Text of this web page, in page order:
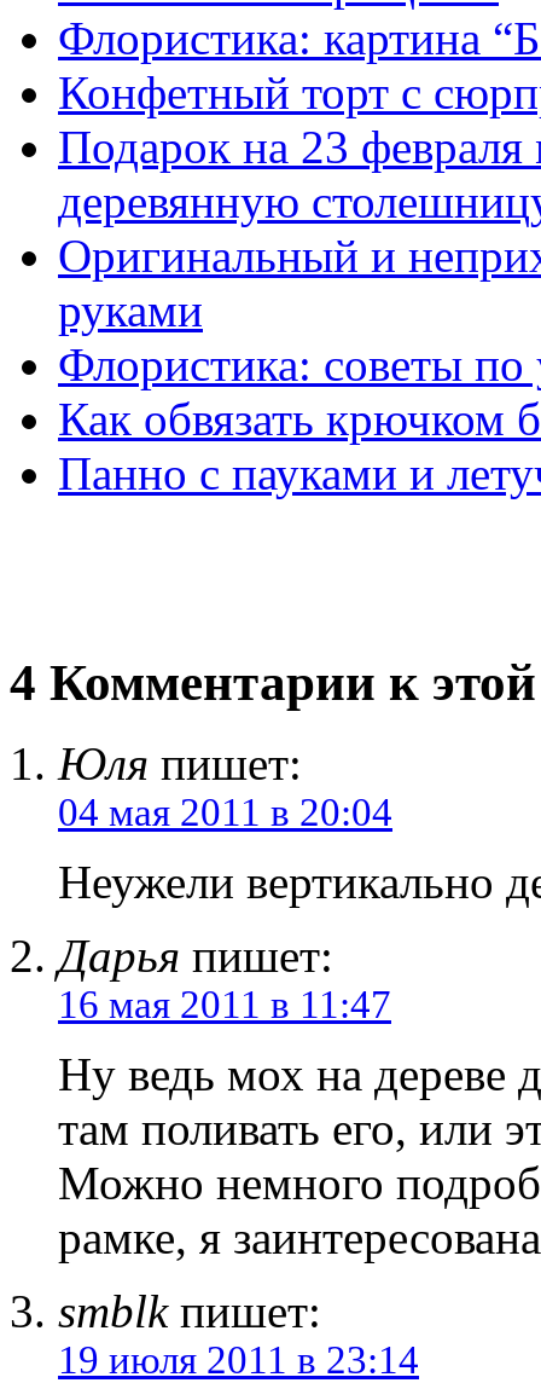
Флористика: картина
Конфетный торт с
Подарок на 23
деревянную
Оригинальный и
руками
Флористика: советы по
Как обвязать крючком
Панно с пауками и
4 Комментарии к этой
Юля пишет:
04 мая 2011 в 20:04
Неужели вертикально
Дарья пишет:
16 мая 2011 в 11:47
Ну ведь мох на
там поливать его, или
Можно немного
рамке, я заинтересована
smblkпишет:
19 июля 2011 в 23:14